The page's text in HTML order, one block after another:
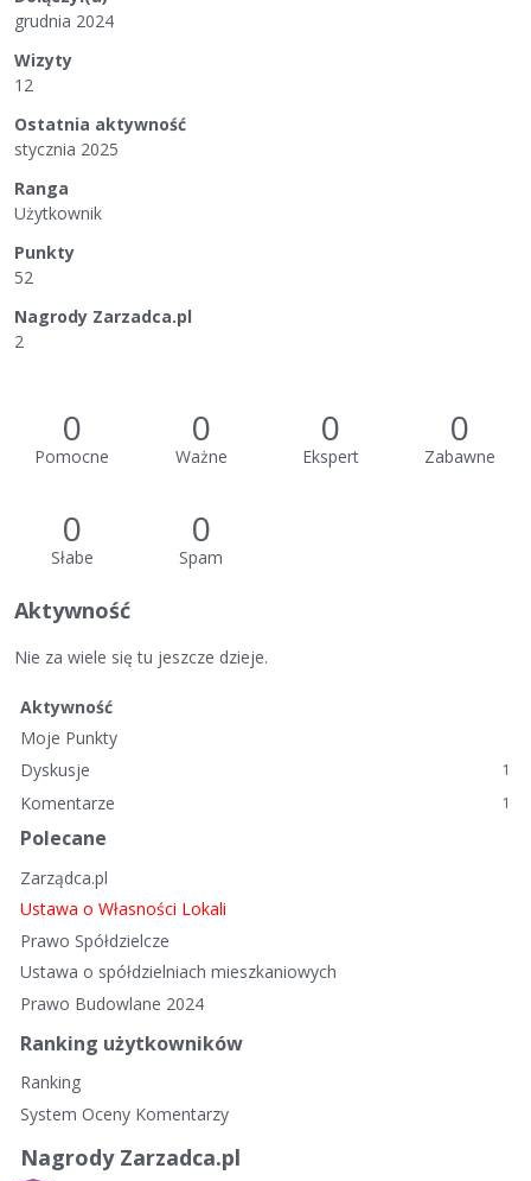
grudnia 2024
Wizyty
12
Ostatnia aktywność
stycznia 2025
Ranga
Użytkownik
Punkty
52
Nagrody Zarzadca.pl
2
0
Pomocne
0
Ważne
0
Ekspert
0
Zabawne
0
Słabe
0
Spam
Aktywność
Nie za wiele się tu jeszcze dzieje.
Aktywność
Moje Punkty
Dyskusje
1
Komentarze 1
Polecane
Zarządca.pl
Ustawa o Własności Lokali
Prawo Spółdzielcze
Ustawa o spółdzielniach mieszkaniowych
Prawo Budowlane 2024
Ranking użytkowników
Ranking
System Oceny Komentarzy
Nagrody Zarzadca.pl